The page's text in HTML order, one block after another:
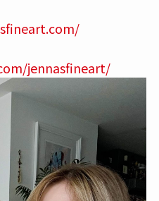
jennasfineart/